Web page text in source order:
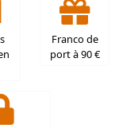
Franco de
port à 90 €